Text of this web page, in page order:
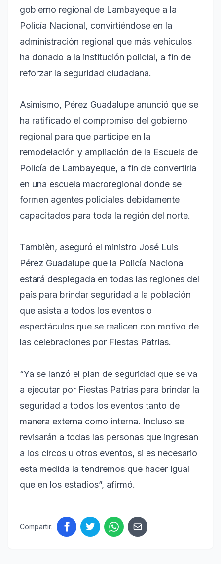
gobierno regional de Lambayeque a la
Policía Nacional, convirtiéndose en la
administración regional que más vehículos
ha donado a la institución policial, a fin de
reforzar la seguridad ciudadana.
Asimismo, Pérez Guadalupe anunció que se
ha ratificado el compromiso del gobierno
regional para que participe en la
remodelación y ampliación de la Escuela de
Policía de Lambayeque, a fin de convertirla
en una escuela macroregional donde se
formen agentes policiales debidamente
capacitados para toda la región del norte.
Tambièn, aseguró el ministro José Luis
Pérez Guadalupe que la Policía Nacional
estará desplegada en todas las regiones del
país para brindar seguridad a la población
que asista a todos los eventos o
espectáculos que se realicen con motivo de
las celebraciones por Fiestas Patrias.
“Ya se lanzó el plan de seguridad que se va
a ejecutar por Fiestas Patrias para brindar la
seguridad a todos los eventos tanto de
manera externa como interna. Incluso se
revisarán a todas las personas que ingresan
a los circos u otros eventos, si es necesario
esta medida la tendremos que hacer igual
que en los estadios”, afirmó.
Compartir: